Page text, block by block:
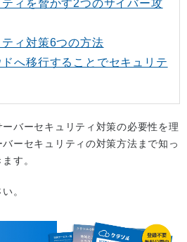
ィを脅かす2つのサイバー攻
ィ対策6つの方法
へ移行することでセキュリテ
バーセキュリティ対策の必要性を理
ーセキュリティの対策方法まで知っ
す。
。